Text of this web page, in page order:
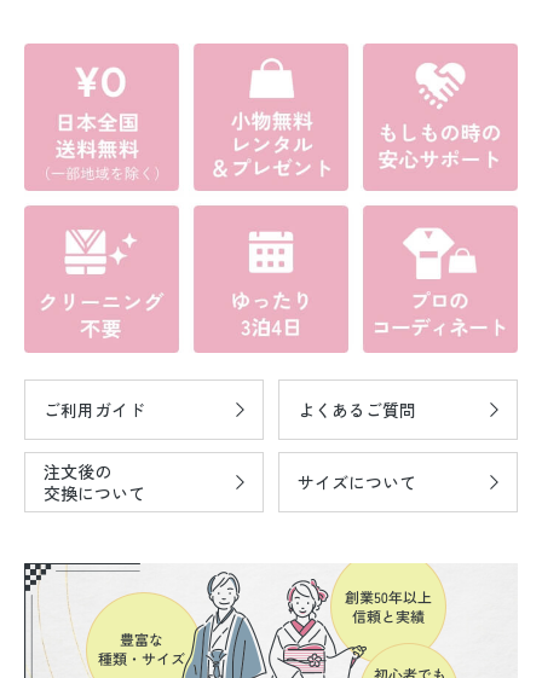
ご利用ガイド よくあるご質問
注文後の
交換について
サイズについて